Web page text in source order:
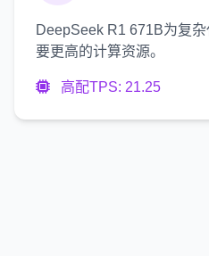
DeepSeek R1 671B为复
要更高的计算资源。
高配TPS: 21.25